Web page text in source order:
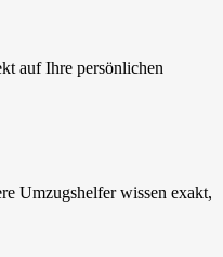
auf Ihre persönlichen
Umzugshelfer wissen exakt,